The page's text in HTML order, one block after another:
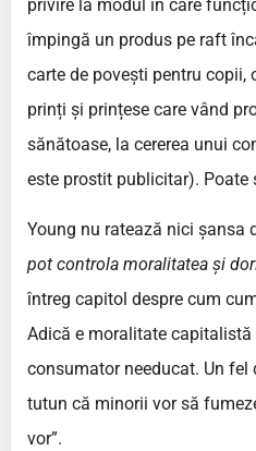
privire la modul în care
împingă un produs pe raft
carte de povești pentru copii,
prinți și prințese care vând
sănătoase, la cererea unui
este prostit publicitar). Poate
Young nu ratează nici șansa
pot controla moralitatea și
întreg capitol despre cum
Adică e moralitate
consumator needucat. Un fel
tutun că minorii vor să
vor”.